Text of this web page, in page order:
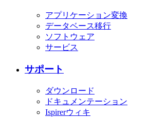
アプリケーション変換
データベース移行
ソフトウェア
サービス
サポート
ダウンロード
ドキュメンテーション
Ispirerウィキ